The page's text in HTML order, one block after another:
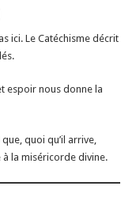
ici. Le Catéchisme décrit
espoir nous donne la
quoi qu’il arrive,
la miséricorde divine.